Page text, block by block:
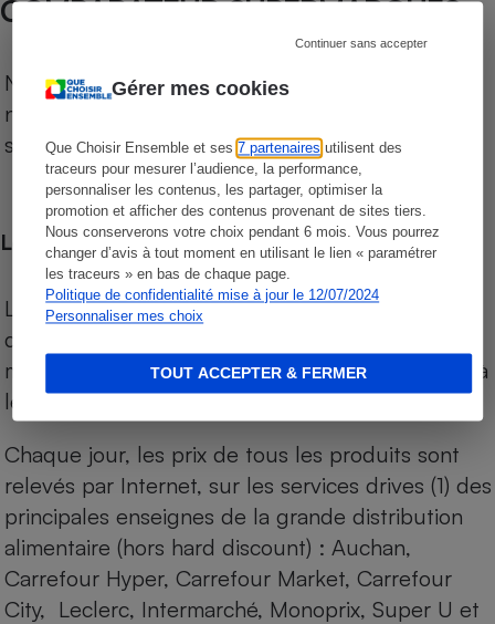
Gérer mes cookies
Que Choisir Ensemble et ses7 partenaires utilisent des
traceurs pour mesurer l’audience, la performance,
personnaliser les contenus, les partager, optimiser la
promotion et afficher des contenus provenant de sites tiers.
Nous conserverons votre choix pendant 6 mois. Vous pourrez
changer d’avis à tout moment en utilisant le lien « paramétrer
les traceurs » en bas de chaque page.
Politique de confidentialité mise à jour le 12/07/2024
Personnaliser mes choix
Continuer sans accepter
TOUT ACCEPTER & FERMER
COMPARATEUR SUPERMARCHÉS
Notre comparateur de supermarchés propose le
niveau de prix des supermarchés, géolocalisés
sur le territoire français.
Les comparaisons de prix
Les comparaisons sont réalisées sur l’ensemble
des produits des magasins. Les produits de
marques de distributeurs (MDD) sont comparés à
leurs équivalents chez leurs concurrents.
Chaque jour, les prix de tous les produits sont
relevés par Internet, sur les services drives (1) des
principales enseignes de la grande distribution
alimentaire (hors hard discount) : Auchan,
Carrefour Hyper, Carrefour Market, Carrefour
City, Leclerc, Intermarché, Monoprix, Super U et